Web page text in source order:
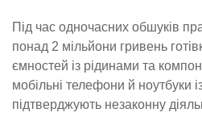
Під час одночасних обшуків
понад 2 мільйони гривень
ємностей із рідинами та
мобільні телефони й ноутбуки
підтверджують незаконну